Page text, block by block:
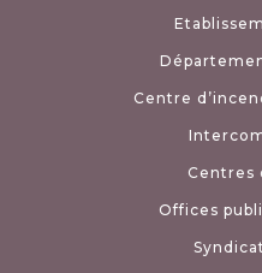
Centre
Centres
Offices